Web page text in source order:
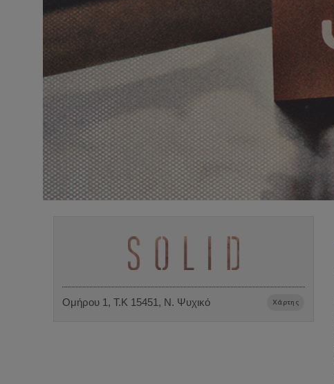
Ομήρου 1, Τ.Κ 15451, Ν. Ψυχικό Χάρτης